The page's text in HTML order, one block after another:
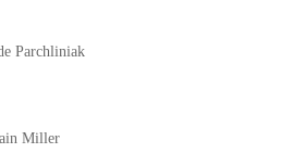
Parchliniak
Miller